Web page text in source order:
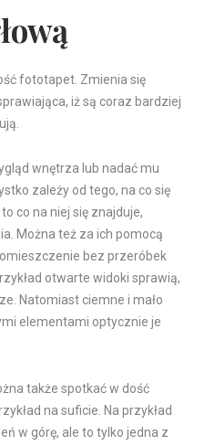
fototapet. Zmienia się
iż są coraz bardziej
wnętrza lub nadać mu
zależy od tego, na co się
co na niej się znajduje,
Można też za ich pomocą
bez przeróbek
otwarte widoki sprawią,
Natomiast ciemne i mało
elementami optycznie je
także spotkać w dość
na suficie. Na przykład
w górę, ale to tylko jedna z